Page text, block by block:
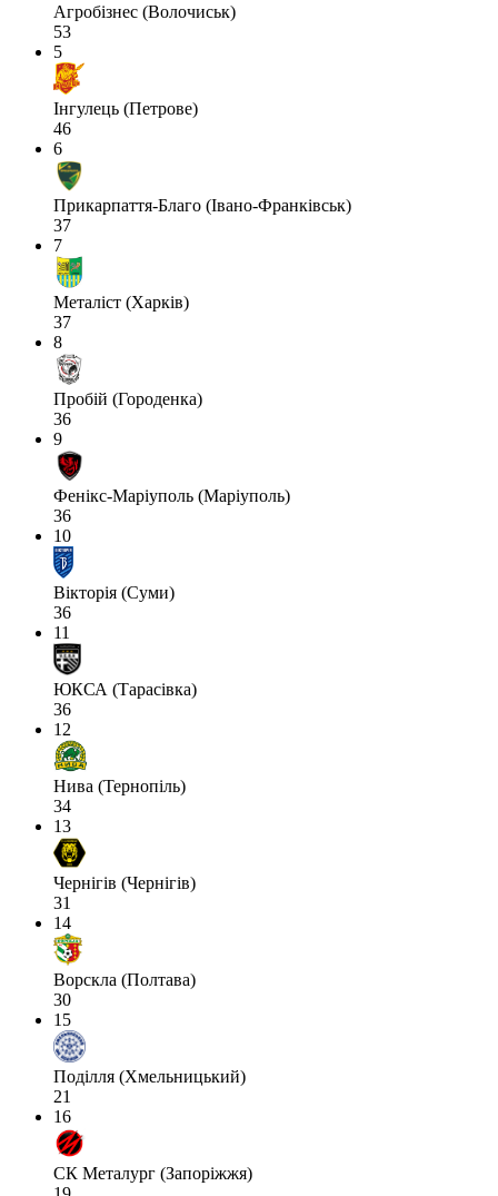
Агробізнес (Волочиськ)
53
5
Інгулець (Петрове)
46
6
Прикарпаття-Благо (Івано-Франківськ)
37
7
Металіст (Харків)
37
8
Пробій (Городенка)
36
9
Фенікс-Маріуполь (Маріуполь)
36
10
Вікторія (Суми)
36
11
ЮКСА (Тарасівка)
36
12
Нива (Тернопіль)
34
13
Чернігів (Чернігів)
31
14
Ворскла (Полтава)
30
15
Поділля (Хмельницький)
21
16
СК Металург (Запоріжжя)